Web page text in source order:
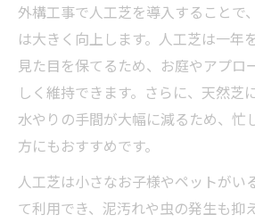
外構工事で人工芝を導入することで
は大きく向上します。人工芝は一年
見た目を保てるため、お庭やアプロ
しく維持できます。さらに、天然芝
水やりの手間が大幅に減るため、忙
方にもおすすめです。
人工芝は小さなお子様やペットがい
て利用でき、泥汚れや虫の発生も抑